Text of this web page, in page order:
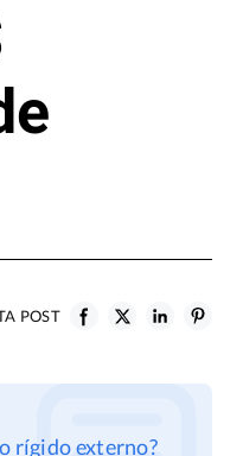
POST
rígido externo?